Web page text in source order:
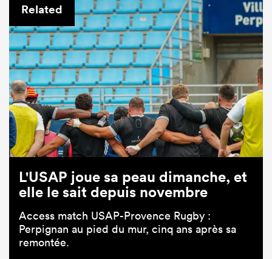
Related
L'USAP joue sa peau dimanche, et
elle le sait depuis novembre
Access match USAP-Provence Rugby :
Perpignan au pied du mur, cinq ans après sa
remontée.